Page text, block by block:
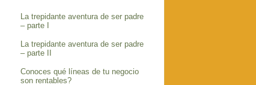
La trepidante aventura de ser padre
– parte I
La trepidante aventura de ser padre
– parte II
Conoces qué líneas de tu negocio
son rentables?